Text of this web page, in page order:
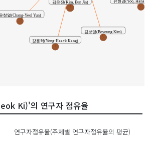
강용혁(Yong-Heack Kang)
김보영(Boyoung Kim)
김은진(Kim, Eun Jin) 유현경(Yoo, Hana
창열(Chang-Yeol Yun)
Ki)'의 연구자 점유율
연구자점유율(주제별 연구자점유율의 평균)